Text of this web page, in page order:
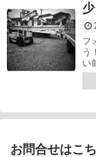
フ
う
い
お問合せはこ